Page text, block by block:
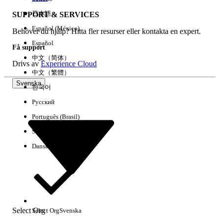
Rensa alla Klart
Här är några söktips
Kontrollera stavningen av dina nyckelord.
SUPPORT & SERVICES
Behöver du hjälp? Hitta fler resurser eller kontakta en expert.
Få support
Drivs avExperience Cloud
Svenska
Select Org
日本語
Español (México)
Español
中文（简体）
中文（繁體）
한국어
Русский
Português (Brasil)
Suomi
Dansk
Select OrgSvenska